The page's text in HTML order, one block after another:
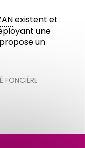
existent et
une
un
FONCIÈRE